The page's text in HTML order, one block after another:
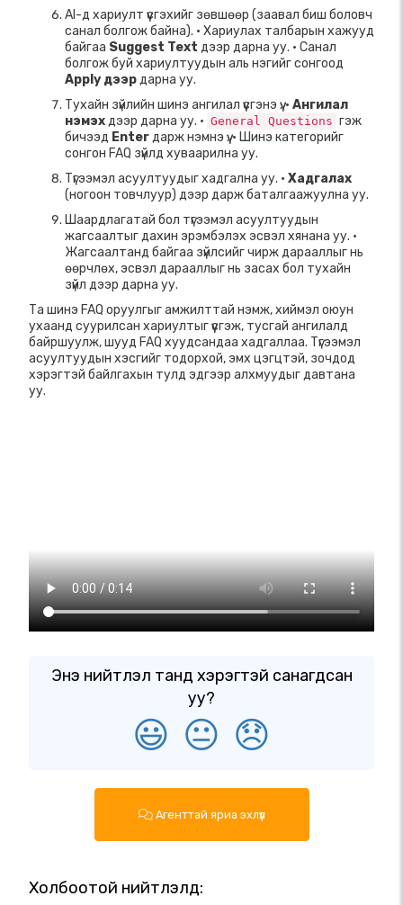
AI-д хариулт үүсгэхийг зөвшөөр (заавал биш боловч
санал болгож байна). • Хариулах талбарын хажууд
байгаа Suggest Text дээр дарна уу. • Санал
болгож буй хариултуудын аль нэгийг сонгоод
Apply дээрдарна уу.
Тухайн зүйлийн шинэ ангилал үүсгэнэ үү. • Ангилал
нэмэхдээр дарна уу. • General Questions гэж
бичээд Enterдарж нэмнэ үү. • Шинэ категорийг
сонгон FAQ зүйлд хуваарилна уу.
Түгээмэл асуултуудыг хадгална уу. • Хадгалах
(ногоон товчлуур) дээр дарж баталгаажуулна уу.
Шаардлагатай бол түгээмэл асуултуудын
жагсаалтыг дахин эрэмбэлэх эсвэл хянана уу. •
Жагсаалтанд байгаа зүйлсийг чирж дарааллыг нь
өөрчлөх, эсвэл дарааллыг нь засах бол тухайн
зүйл дээр дарна уу.
Та шинэ FAQ оруулгыг амжилттай нэмж, хиймэл оюун
ухаанд суурилсан хариултыг үүсгэж, тусгай ангилалд
байршуулж, шууд FAQ хуудсандаа хадгаллаа. Түгээмэл
асуултуудын хэсгийг тодорхой, эмх цэгцтэй, зочдод
хэрэгтэй байлгахын тулд эдгээр алхмуудыг давтана
уу.
Энэ нийтлэл танд хэрэгтэй санагдсан
уу?
😃 😐 😞
Агенттай яриа эхлүүл
Холбоотой нийтлэлүүд: